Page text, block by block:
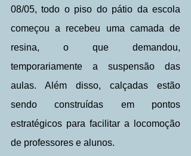
08/05, todo o piso do pátio da escola
começou a recebeu uma camada de
resina, o que demandou,
temporariamente a suspensão das
aulas. Além disso, calçadas estão
sendo construídas em pontos
estratégicos para facilitar a locomoção
de professores e alunos.